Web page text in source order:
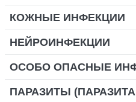
КОЖНЫЕ ИНФЕКЦИИ
НЕЙРОИНФЕКЦИИ
ОСОБО ОПАСНЫЕ
ПАРАЗИТЫ